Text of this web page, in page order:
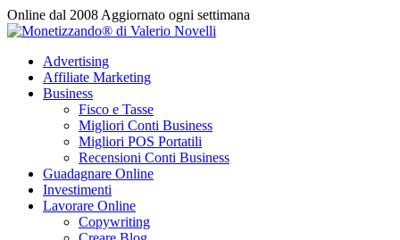
Vai
al
Online dal 2008 Aggiornato ogni settimana
Advertising
Affiliate Marketing
Business
Fisco e Tasse
Migliori Conti Business
Migliori POS Portatili
Recensioni Conti Business
Guadagnare Online
Investimenti
Lavorare Online
Copywriting